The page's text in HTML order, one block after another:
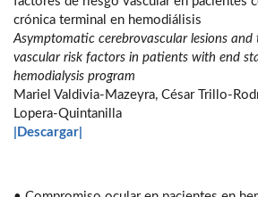
crónica terminal en hemodiálisis
Asymptomatic cerebrovascular lesions
vascular risk factors in patients with end
hemodialysis program
Mariel Valdivia-Mazeyra, César Trillo-
Lopera-Quintanilla
|Descargar|